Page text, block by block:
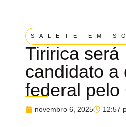
SALETE EM
Tiririca será
candidato a
federal pelo
novembro 6, 2025 12:57